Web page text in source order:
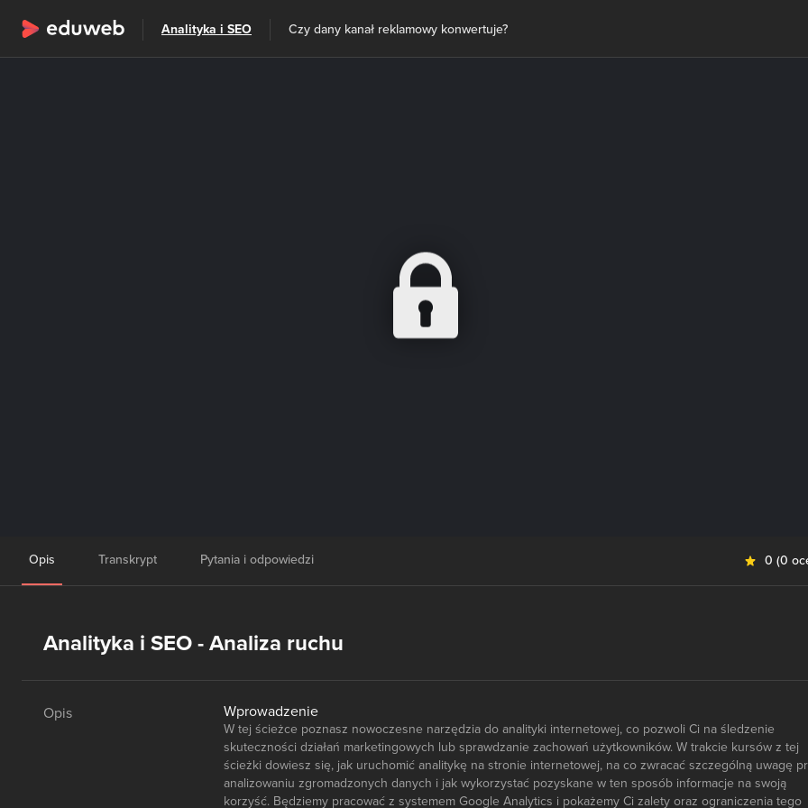
Wszystkie kategorie Szkolenia
Analityka i SEO Czy dany kanał reklamowy konwertuje?
Opis Transkrypt Pytania i odpowiedzi 0 (0
Analityka i SEO - Analiza ruchu
Opis Wprowadzenie
W tej ścieżce poznasz nowoczesne narzędzia do analityki internetowej, co pozwoli Ci na śledzenie
skuteczności działań marketingowych lub sprawdzanie zachowań użytkowników. W trakcie kursów z tej
ścieżki dowiesz się, jak uruchomić analitykę na stronie internetowej, na co zwracać szczególną uwagę
analizowaniu zgromadzonych danych i jak wykorzystać pozyskane w ten sposób informacje na swoją
korzyść. Będziemy pracować z systemem Google Analytics i pokażemy Ci zalety oraz ograniczenia tego